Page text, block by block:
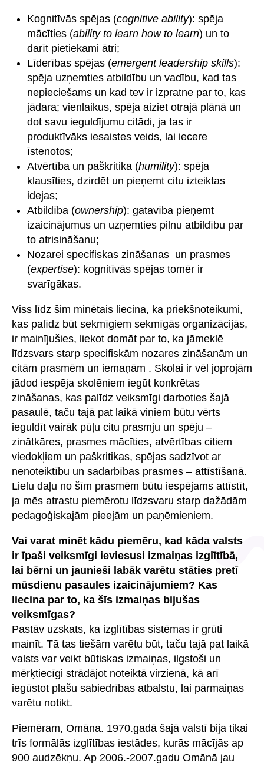
Kognitīvās spējas (cognitive ability): spēja
mācīties (ability to learn how to learn) un to
darīt pietiekami ātri;
Līderības spējas (emergent leadership skills):
spēja uzņemties atbildību un vadību, kad tas
nepieciešams un kad tev ir izpratne par to, kas
jādara; vienlaikus, spēja aiziet otrajā plānā un
dot savu ieguldījumu citādi, ja tas ir
produktīvāks iesaistes veids, lai iecere
īstenotos;
Atvērtība un paškritika (humility): spēja
klausīties, dzirdēt un pieņemt citu izteiktas
idejas;
Atbildība (ownership): gatavība pieņemt
izaicinājumus un uzņemties pilnu atbildību par
to atrisināšanu;
Nozarei specifiskas zināšanas un prasmes
(expertise): kognitīvās spējas tomēr ir
svarīgākas.
Viss līdz šim minētais liecina, ka priekšnoteikumi,
kas palīdz būt sekmīgiem sekmīgās organizācijās,
ir mainījušies, liekot domāt par to, ka jāmeklē
līdzsvars starp specifiskām nozares zināšanām un
citām prasmēm un iemaņām . Skolai ir vēl joprojām
jādod iespēja skolēniem iegūt konkrētas
zināšanas, kas palīdz veiksmīgi darboties šajā
pasaulē, taču tajā pat laikā viņiem būtu vērts
ieguldīt vairāk pūļu citu prasmju un spēju –
zinātkāres, prasmes mācīties, atvērtības citiem
viedokļiem un paškritikas, spējas sadzīvot ar
nenoteiktību un sadarbības prasmes – attīstīšanā.
Lielu daļu no šīm prasmēm būtu iespējams attīstīt,
ja mēs atrastu piemērotu līdzsvaru starp dažādām
pedagoģiskajām pieejām un paņēmieniem.
Vai varat minēt kādu piemēru, kad kāda valsts
ir īpaši veiksmīgi ieviesusi izmaiņas izglītībā,
lai bērni un jaunieši labāk varētu stāties pretī
mūsdienu pasaules izaicinājumiem? Kas
liecina par to, ka šīs izmaiņas bijušas
veiksmīgas?
Pastāv uzskats, ka izglītības sistēmas ir grūti
mainīt. Tā tas tiešām varētu būt, taču tajā pat laikā
valsts var veikt būtiskas izmaiņas, ilgstoši un
mērķtiecīgi strādājot noteiktā virzienā, kā arī
iegūstot plašu sabiedrības atbalstu, lai pārmaiņas
varētu notikt.
Piemēram, Omāna. 1970.gadā šajā valstī bija tikai
trīs formālās izglītības iestādes, kurās mācījās ap
900 audzēkņu. Ap 2006.-2007.gadu Omānā jau